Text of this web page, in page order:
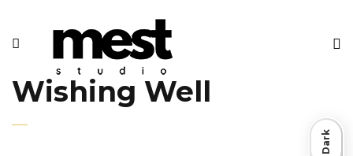
Wishing Well
Dark